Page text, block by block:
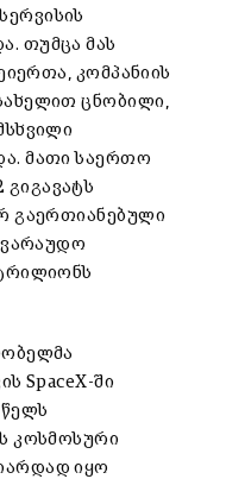
თუმცა მას
კომპანიის
ცნობილი,
მათი საერთო
გაერთიანებული
SpaceX-ში
წელს
კოსმოსური
იყო